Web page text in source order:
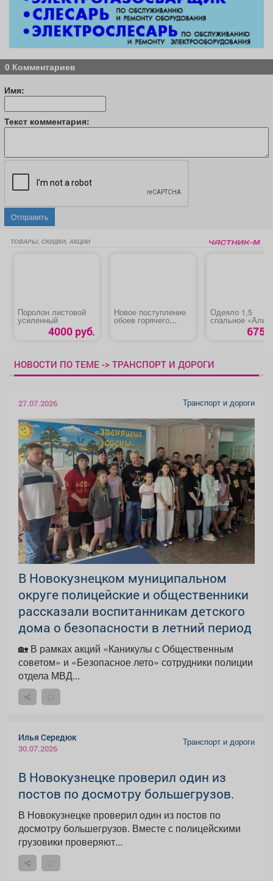
0 Комментариев
Имя:
Текст комментария:
Отправить
ТОВАРЫ, СКИДКИ, АКЦИИ
Поролон листовой
усиленный
4000 руб.
Новое поступление
обоев горячего
тиснения
Одеяло 1,5
спальное
675
НОВОСТИ ПО ТЕМЕ -> ТРАНСПОРТ И ДОРОГИ
27.07.2026 Транспорт и дороги
В Новокузнецком муниципальном
округе полицейские и общественники
рассказали воспитанникам детского
дома о безопасности в летний период
🏡 В рамках акций «Каникулы с Общественным
советом» и «Безопасное лето» сотрудники полиции
отдела МВД...
Илья Середюк
30.07.2026
Транспорт и дороги
В Новокузнецке проверил один из
постов по досмотру большегрузов.
В Новокузнецке проверил один из постов по
досмотру большегрузов. Вместе с полицейскими
грузовики проверяют...